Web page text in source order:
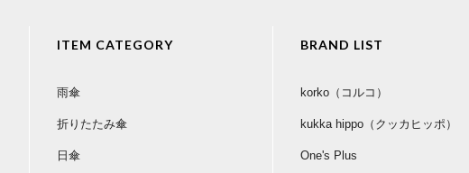
ITEM CATEGORY
雨傘
折りたたみ傘
日傘
BRAND LIST
korko（コルコ）
kukka hippo（クッカヒッポ）
One's Plus